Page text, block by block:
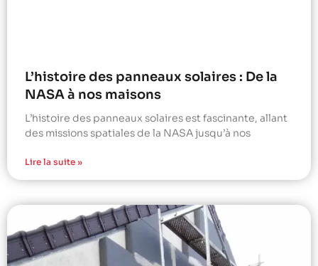
L’histoire des panneaux solaires : De la
NASA à nos maisons
L’histoire des panneaux solaires est fascinante, allant
des missions spatiales de la NASA jusqu’à nos
Lire la suite »